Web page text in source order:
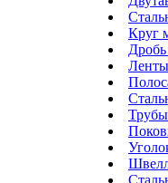
Круг
Дробь